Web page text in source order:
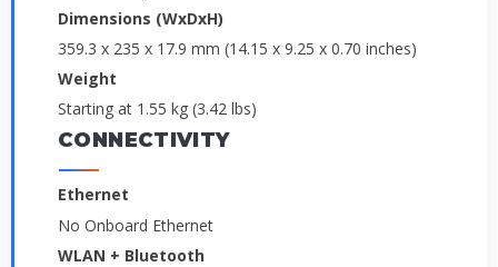
Dimensions (WxDxH)
359.3 x 235 x 17.9 mm (14.15 x 9.25 x 0.70 inches)
Weight
Starting at 1.55 kg (3.42 lbs)
CONNECTIVITY
Ethernet
No Onboard Ethernet
WLAN + Bluetooth